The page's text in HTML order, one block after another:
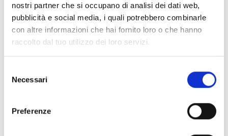
nostri partner che si occupano di analisi dei dati web,
pubblicità e social media, i quali potrebbero combinarle
con altre informazioni che hai fornito loro o che hanno
raccolto dal tuo utilizzo dei loro servizi.
delNecessari
Preferenze
Fondazione Livorno-Elastica